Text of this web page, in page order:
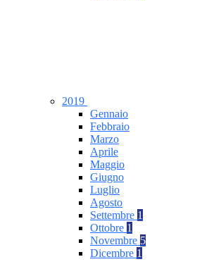
2019
Gennaio
Febbraio
Marzo
Aprile
Maggio
Giugno
Luglio
Agosto
Settembre 1
Ottobre 1
Novembre 5
Dicembre 1